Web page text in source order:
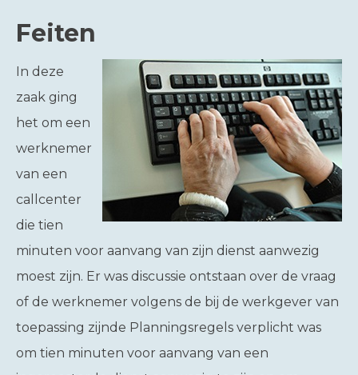
Feiten
In deze
zaak ging
het om een
werknemer
van een
callcenter
die tien
minuten voor aanvang van zijn dienst aanwezig
moest zijn. Er was discussie ontstaan over de vraag
of de werknemer volgens de bij de werkgever van
toepassing zijnde Planningsregels verplicht was
om tien minuten voor aanvang van een